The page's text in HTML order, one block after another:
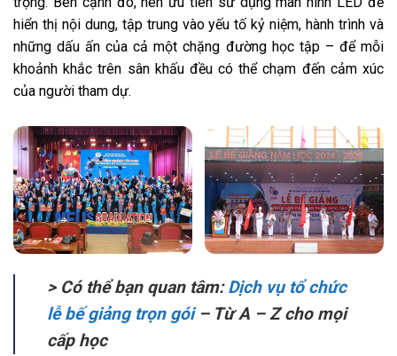
hiển thị nội dung, tập trung vào yếu tố kỷ niệm, hành trình và
những dấu ấn của cả một chặng đường học tập – để mỗi
khoảnh khắc trên sân khấu đều có thể chạm đến cảm xúc
của người tham dự.
> Có thể bạn quan tâm:Dịch vụ tổ chức
lễ bế giảng trọn gói– Từ A – Z cho mọi
cấp học